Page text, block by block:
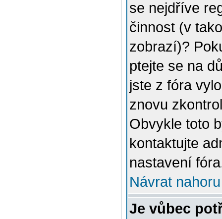
se nejdříve
činnost (v
zobrazí)?
ptejte se na
jste z fóra
znovu
Obvykle toto
kontaktujte
nastavení
Návrat nahoru
Je vůbec